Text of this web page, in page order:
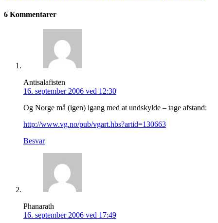
6 Kommentarer
Antisalafisten
16. september 2006 ved 12:30
Og Norge må (igen) igang med at undskylde – tage afstand:
http://www.vg.no/pub/vgart.hbs?artid=130663
Besvar
Phanarath
16. september 2006 ved 17:49